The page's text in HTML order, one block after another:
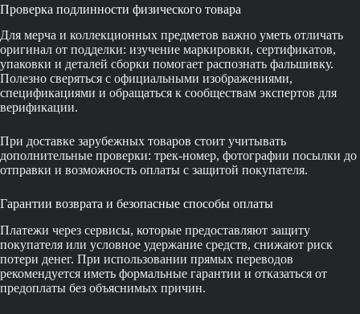
Проверка подлинности физического товара
Для мерча и коллекционных предметов важно уметь отличать
оригинал от подделки: изучение маркировки, сертификатов,
упаковки и деталей сборки помогает распознать фальшивку.
Полезно сверяться с официальными изображениями,
спецификациями и обращаться к сообществам экспертов для
верификации.
При доставке зарубежных товаров стоит учитывать
дополнительные проверки: трек-номер, фотографии посылки до
отправки и возможность оплаты с защитой покупателя.
Гарантии возврата и безопасные способы оплаты
Платежи через сервисы, которые предоставляют защиту
покупателя или условное удержание средств, снижают риск
потери денег. При использовании прямых переводов
рекомендуется иметь формальные гарантии и отказаться от
предоплаты без объяснимых причин.